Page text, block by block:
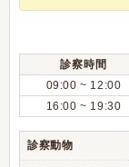
診察時間
09:00 ~ 12:00
16:00 ~ 19:30
診察動物